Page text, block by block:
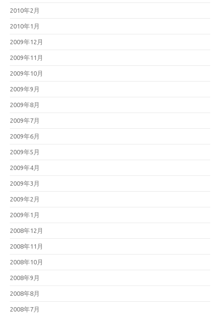
2010年2月
2010年1月
2009年12月
2009年11月
2009年10月
2009年9月
2009年8月
2009年7月
2009年6月
2009年5月
2009年4月
2009年3月
2009年2月
2009年1月
2008年12月
2008年11月
2008年10月
2008年9月
2008年8月
2008年7月